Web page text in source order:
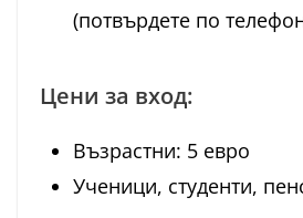
(потвърдете по
Цени за вход:
Възрастни: 5 евро
Ученици, студенти,